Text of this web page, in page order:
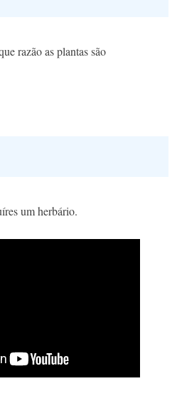
razão as plantas são
um herbário.